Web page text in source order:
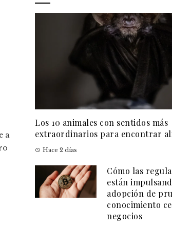
a
Los 10 animales con sentidos más
extraordinarios para encontrar
Hace 2 días
Cómo las
están
adopción de
conocimiento
negocios